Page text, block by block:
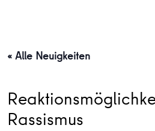
« Alle Neuigkeiten
Rassismus